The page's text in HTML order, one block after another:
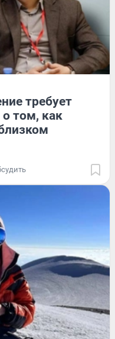
требует
том, как